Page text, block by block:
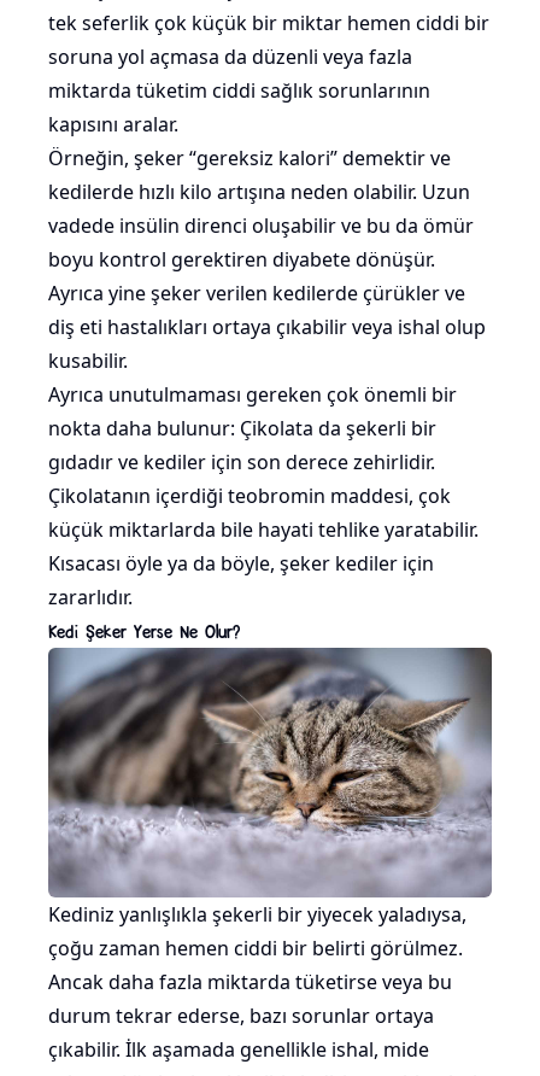
tek seferlik çok küçük bir miktar hemen ciddi bir
soruna yol açmasa da düzenli veya fazla
miktarda tüketim ciddi sağlık sorunlarının
kapısını aralar.
Örneğin, şeker “gereksiz kalori” demektir ve
kedilerde hızlı kilo artışına neden olabilir. Uzun
vadede insülin direnci oluşabilir ve bu da ömür
boyu kontrol gerektiren diyabete dönüşür.
Ayrıca yine şeker verilen kedilerde çürükler ve
diş eti hastalıkları ortaya çıkabilir veya ishal olup
kusabilir.
Ayrıca unutulmaması gereken çok önemli bir
nokta daha bulunur: Çikolata da şekerli bir
gıdadır ve kediler için son derece zehirlidir.
Çikolatanın içerdiği teobromin maddesi, çok
küçük miktarlarda bile hayati tehlike yaratabilir.
Kısacası öyle ya da böyle, şeker kediler için
zararlıdır.
Kedi Şeker Yerse Ne Olur?
Kediniz yanlışlıkla şekerli bir yiyecek yaladıysa,
çoğu zaman hemen ciddi bir belirti görülmez.
Ancak daha fazla miktarda tüketirse veya bu
durum tekrar ederse, bazı sorunlar ortaya
çıkabilir. İlk aşamada genellikle ishal, mide